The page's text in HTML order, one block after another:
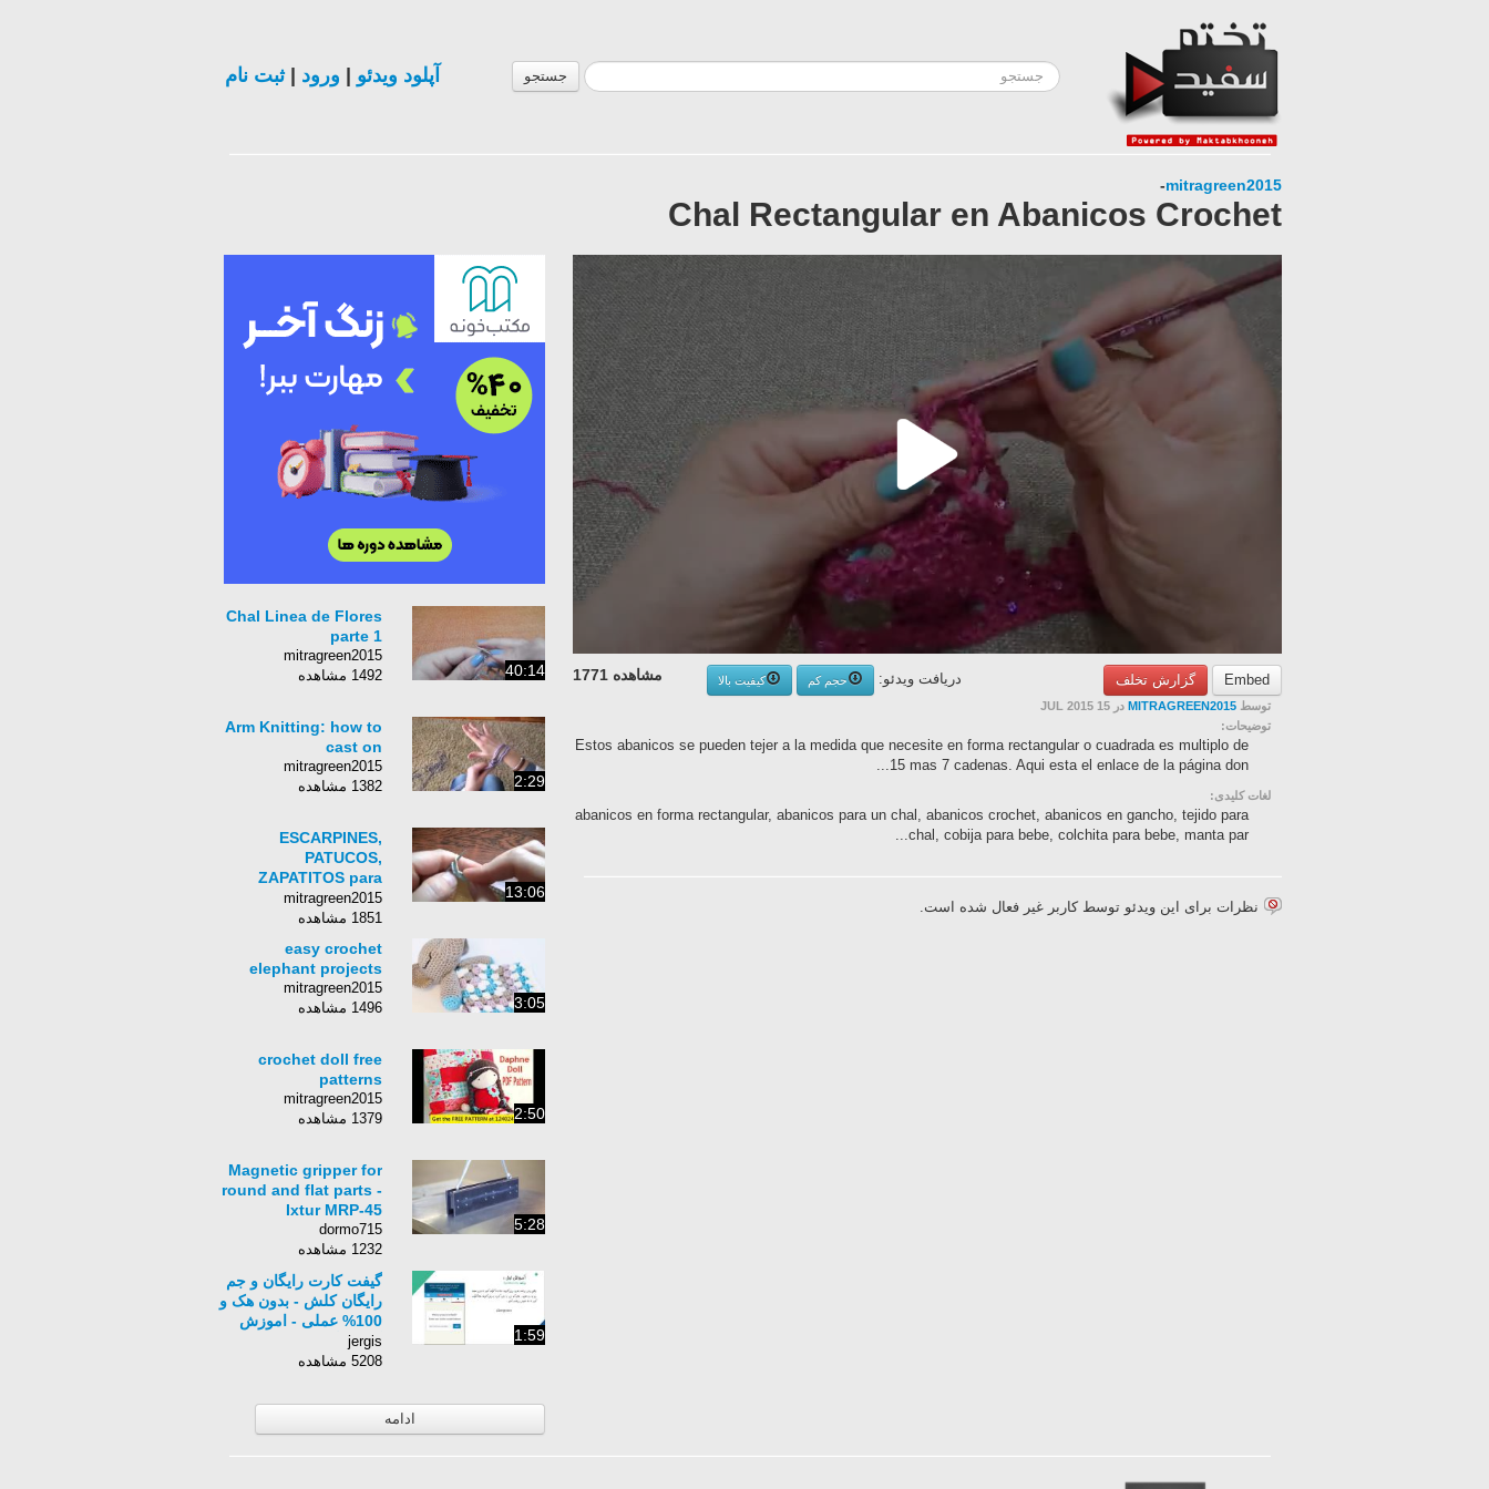
جستجو آپلود ویدئو ورود |ثبت نام
mitragreen2015
-
Chal Rectangular en Abanicos Crochet
Embed گزارش تخلف مشاهده 1771 دریافت ویدئو: حجم کم
کیفیت بالا
توسط MITRAGREEN2015 در 15 JUL 2015
توضیحات:
Estos abanicos se pueden tejer a la medida que necesite en forma rectangular o cuadrada es multiplo de
15 mas 7 cadenas. Aqui esta el enlace de la página don...
لغات کلیدی:
abanicos en forma rectangular, abanicos para un chal, abanicos crochet, abanicos en gancho, tejido para
chal, cobija para bebe, colchita para bebe, manta par...
نظرات برای این ویدئو توسط کاربر غیر فعال شده است.
40:14
Chal Linea de Flores
parte 1
mitragreen2015
1492 مشاهده
2:29
Arm Knitting: how to
cast on
mitragreen2015
1382 مشاهده
13:06
ESCARPINES,
PATUCOS,
ZAPATITOS para
bebe. Tejido con dos
agujas # 123
mitragreen2015
1851 مشاهده
3:05
easy crochet
elephant projects
mitragreen2015
1496 مشاهده
2:50
crochet doll free
patterns
mitragreen2015
1379 مشاهده
5:28
Magnetic gripper for
round and flat parts -
Ixtur MRP-45
dormo715
1232 مشاهده
1:59
گیفت کارت رایگان و جم
رایگان کلش - بدون هک و
100% عملی - اموزش
گام به گام از 0 تا 100
jergis
5208 مشاهده
ادامه